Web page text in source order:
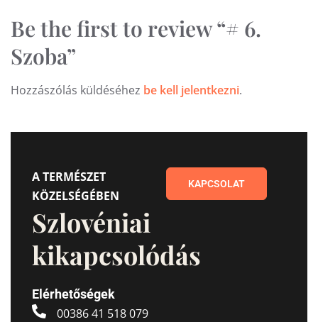
Be the first to review “# 6.
Szoba”
Hozzászólás küldéséhez be kell jelentkezni.
A TERMÉSZET
KÖZELSÉGÉBEN
Szlovéniai
kikapcsolódás
KAPCSOLAT
Elérhetőségek
00386 41 518 079